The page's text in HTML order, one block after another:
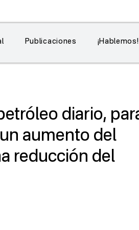
Publicaciones ¡Hablemos!
diario,
aumento del
reducción del